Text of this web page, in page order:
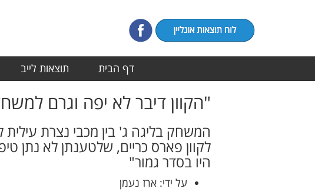
דף הבית תוצאות לייב
"הקוון דיבר לא יפה וגרם
המשחק בליגה ג' בין מכבי נצרת
לקוון פארס כריים, שלטענתן לא נתן
היו בסדר גמור"
על ידי: ארז נעמן